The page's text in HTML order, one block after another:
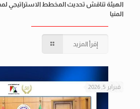
الهيئة تناقش تحديث المخطط الاستراتيجي
المنيا
إقرأ المزيد
فبراير 5, 2026